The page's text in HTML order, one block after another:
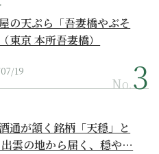
の天ぷら「吾妻橋やぶそ
東京 本所吾妻橋）
19
No.
通が頷く銘柄「天穏」と
出雲の地から届く、穏や…